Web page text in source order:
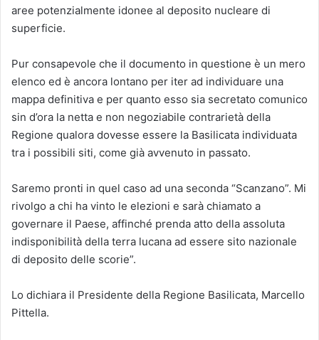
aree potenzialmente idonee al deposito nucleare di
superficie.
Pur consapevole che il documento in questione è un mero
elenco ed è ancora lontano per iter ad individuare una
mappa definitiva e per quanto esso sia secretato comunico
sin d’ora la netta e non negoziabile contrarietà della
Regione qualora dovesse essere la Basilicata individuata
tra i possibili siti, come già avvenuto in passato.
Saremo pronti in quel caso ad una seconda “Scanzano”. Mi
rivolgo a chi ha vinto le elezioni e sarà chiamato a
governare il Paese, affinché prenda atto della assoluta
indisponibilità della terra lucana ad essere sito nazionale
di deposito delle scorie”.
Lo dichiara il Presidente della Regione Basilicata, Marcello
Pittella.